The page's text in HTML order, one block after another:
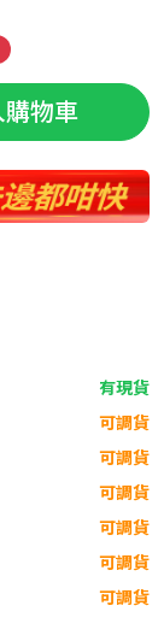
購物車
有現貨
可調貨
可調貨
可調貨
可調貨
可調貨
可調貨